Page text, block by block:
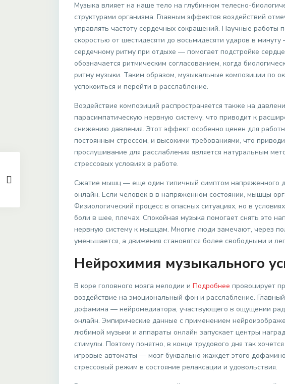
Музыка влияет на наше тело на глубинном телесно-
структурами организма. Главным эффектов воздействий
управлять частоту сердечных сокращений. Научные работы
скоростью от шестидесяти до восьмидесяти ударов в
сердечному ритму при отдыхе — помогает подстройке
обозначается ритмическим согласованием, когда
ритму музыки. Таким образом, музыкальные композиции по
успокоиться и перейти в расслабление.
Воздействие композиций распространяется также на
парасимпатическую нервную систему, что приводит к
снижению давления. Этот эффект особенно ценен для
постоянным стрессом, и высокими требованиями, что
прослушивание для расслабления является натуральным
стрессовых условиях в работе.
Сжатие мышц — еще один типичный симптом напряженного
онлайн. Если человек в в напряженном состоянии, мышцы
Физиологический процесс в опасных ситуациях, но в
боли в шее, плечах. Спокойная музыка помогает снять это
нервную систему к мышцам. Многие люди замечают, через
уменьшается, а движения становятся более свободными и
Нейрохимия музыкального
В коре головного мозга мелодии и Подробнее провоцирует
воздействие на эмоциональный фон и расслабление.
дофамина — нейромедиатора, участвующего в ощущении
онлайн. Эмпирические данные с применением
любимой музыки и аппараты онлайн запускает центры
стимулы. Поэтому понятно, в конце трудового дня так
игровые автоматы — мозг буквально жаждет этого
стрессовый режим в состояние релаксации и удовольствия.